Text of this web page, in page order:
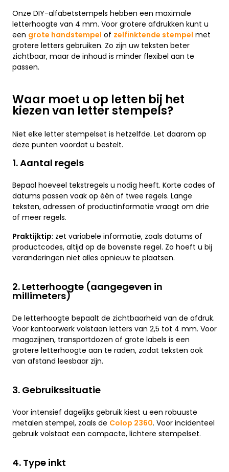
Onze DIY-alfabetstempels hebben een maximale
letterhoogte van 4 mm. Voor grotere afdrukken kunt u
een grote handstempel of zelfinktende stempel met
grotere letters gebruiken. Zo zijn uw teksten beter
zichtbaar, maar de inhoud is minder flexibel aan te
passen.
Waar moet u op letten bij het
kiezen van letter stempels?
Niet elke letter stempelset is hetzelfde. Let daarom op
deze punten voordat u bestelt.
1. Aantal regels
Bepaal hoeveel tekstregels u nodig heeft. Korte codes of
datums passen vaak op één of twee regels. Lange
teksten, adressen of productinformatie vraagt om drie
of meer regels.
Praktijktip: zet variabele informatie, zoals datums of
productcodes, altijd op de bovenste regel. Zo hoeft u bij
veranderingen niet alles opnieuw te plaatsen.
2. Letterhoogte (aangegeven in
millimeters)
De letterhoogte bepaalt de zichtbaarheid van de afdruk.
Voor kantoorwerk volstaan letters van 2,5 tot 4 mm. Voor
magazijnen, transportdozen of grote labels is een
grotere letterhoogte aan te raden, zodat teksten ook
van afstand leesbaar zijn.
3. Gebruikssituatie
Voor intensief dagelijks gebruik kiest u een robuuste
metalen stempel, zoals de Colop 2360. Voor incidenteel
gebruik volstaat een compacte, lichtere stempelset.
4. Type inkt